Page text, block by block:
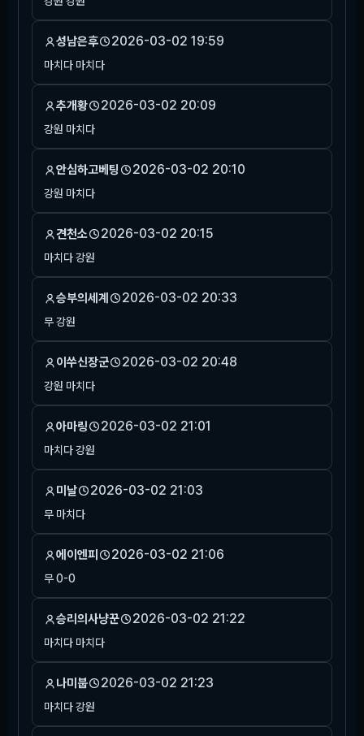
성남은후 2026-03-02 19:59
마치다 마치다
추개황 2026-03-02 20:09
강원 마치다
안심하고베팅 2026-03-02 20:10
강원 마치다
견천소 2026-03-02 20:15
마치다 강원
승부의세계 2026-03-02 20:33
무 강원
이쑤신장군 2026-03-02 20:48
강원 마치다
아마링 2026-03-02 21:01
마치다 강원
미날 2026-03-02 21:03
무 마치다
에이엔피 2026-03-02 21:06
무 0-0
승리의사냥꾼 2026-03-02 21:22
마치다 마치다
나미붑 2026-03-02 21:23
마치다 강원